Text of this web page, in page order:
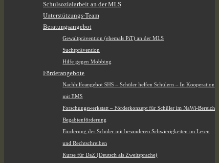
Schulsozialarbeit an der MLS
Unterstützungs-Team
Beratungsangebot
Gewaltprävention (ehemals PiT) an der MLS
Suchtprävention
Hilfe gegen Mobbing
Förderangebote
Nachhilfeangebot SHS – Schüler helfen Schülern – In Kooperation
mit EMS
Forschungswerkstatt – Förderkonzept für Schüler im NaWi-Bereich
Begabtenförderung
Förderung der Schüler mit besonderen Schwierigkeiten im Lesen
und Rechtschreiben
Kurse für DaZ (Deutsch als Zweitsprache)